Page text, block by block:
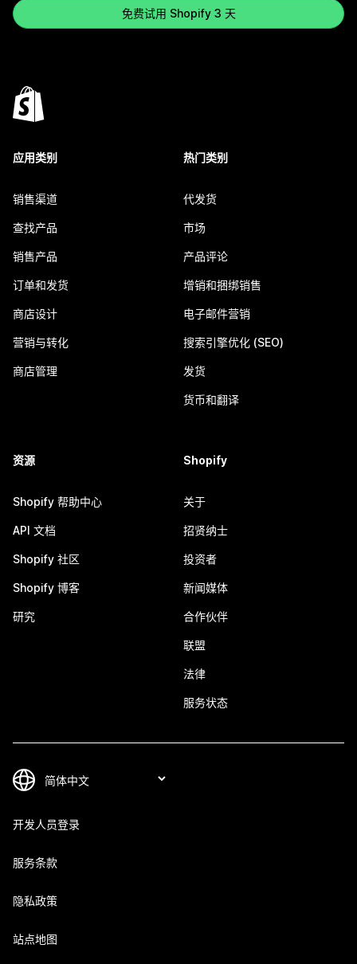
免费试用 Shopify 3 天
应用类别
销售渠道
查找产品
销售产品
订单和发货
商店设计
营销与转化
商店管理
热门类别
代发货
市场
产品评论
增销和捆绑销售
电子邮件营销
搜索引擎优化 (SEO)
发货
货币和翻译
资源
Shopify 帮助中心
API 文档
Shopify 社区
Shopify 博客
研究
Shopify
关于
招贤纳士
投资者
新闻媒体
合作伙伴
联盟
法律
服务状态
开发人员登录
服务条款
隐私政策
站点地图